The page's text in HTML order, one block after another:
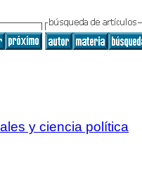
y ciencia política